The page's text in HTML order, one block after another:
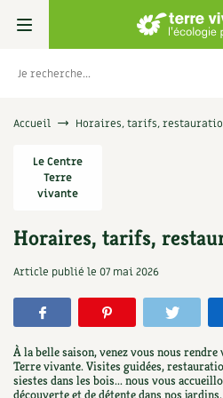
Livres
Permaculture, Jardin bio
Techniques de jardinage
Petit élevage
Aménagement jardin
Les 4 saisons
Se réabonner
Les numéros
4 saisons
Graines, semences
Florales
Cartes cadeau
Centre Terre vivante
Visiter en famille, entre amis
Infos & conseils
Jardin bio
Parole libre
Accueil Horaires, tarifs,
Le Centre
Terre
vivante
Horaires, tarifs,
Article publié le 07 mai 2026
À la belle saison, venez vous nous
Terre vivante. Visites guidées,
siestes dans les bois... nous vous
découverte et de détente dans nos jardins.